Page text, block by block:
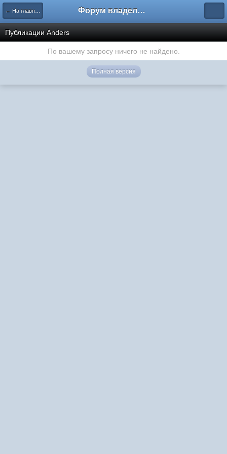
← На главную Форум владельцев интернет-магазинов
Публикации Anders
По вашему запросу ничего не найдено.
Полная версия